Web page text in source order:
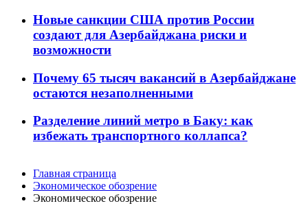
Новые санкции США против России
создают для Азербайджана риски и
возможности
Почему 65 тысяч вакансий в Азербайджане
остаются незаполненными
Разделение линий метро в Баку: как
избежать транспортного коллапса?
Главная страница
Экономическое обозрение
Экономическое обозрение